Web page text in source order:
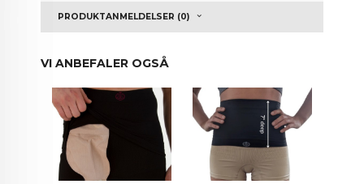
PRODUKTANMELDELSER (0)
VI ANBEFALER OGSÅ